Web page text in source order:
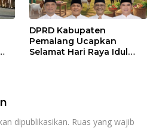
DPRD Kabupaten
Pemalang Ucapkan
Selamat Hari Raya Idul
dipublikasikan. Ruas yang wajib